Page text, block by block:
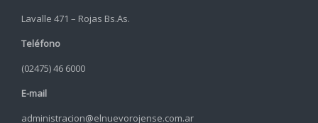
Lavalle 471 – Rojas Bs.As.
Teléfono
(02475) 46 6000
E-mail
administracion@elnuevorojense.com.ar